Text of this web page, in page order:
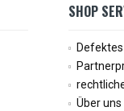
SHOP
Über uns